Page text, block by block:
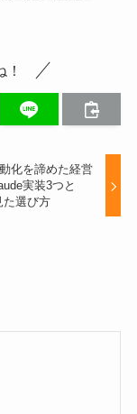
化を諦めた経営
実装3つと
た選び方